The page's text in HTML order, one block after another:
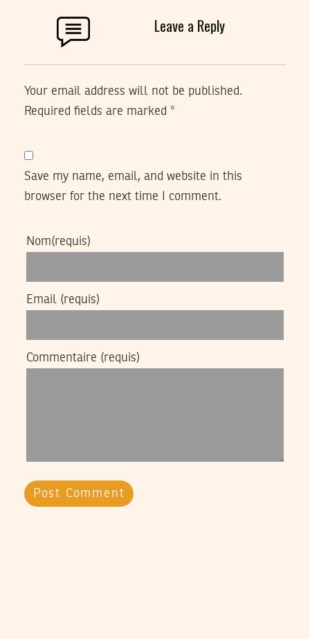
Leave a Reply
Your email address will not be published.
Required fields are marked *
Save my name, email, and website in this
browser for the next time I comment.
Nom(requis)
Email (requis)
Commentaire (requis)